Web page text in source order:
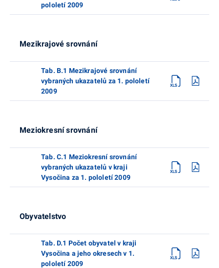
pololetí 2009
Mezikrajové srovnání
Tab. B.1 Mezikrajové srovnání
vybraných ukazatelů za 1. pololetí
2009
Meziokresní srovnání
Tab. C.1 Meziokresní srovnání
vybraných ukazatelů v kraji
Vysočina za 1. pololetí 2009
Obyvatelstvo
Tab. D.1 Počet obyvatel v kraji
Vysočina a jeho okresech v 1.
pololetí 2009